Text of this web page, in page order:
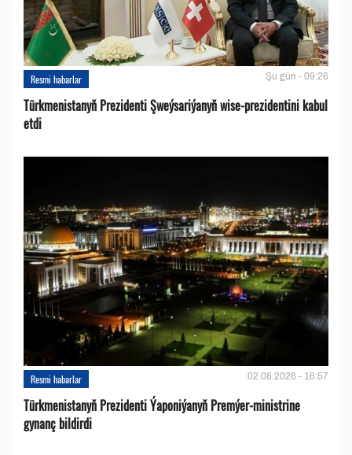
Resmi habarlar Şu gün - 09:26
Türkmenistanyň Prezidenti Şweýsariýanyň wise-prezidentini kabul
etdi
Resmi habarlar 02.08.2026 - 16:57
Türkmenistanyň Prezidenti Ýaponiýanyň Premýer-ministrine
gynanç bildirdi